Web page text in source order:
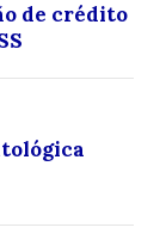
de crédito